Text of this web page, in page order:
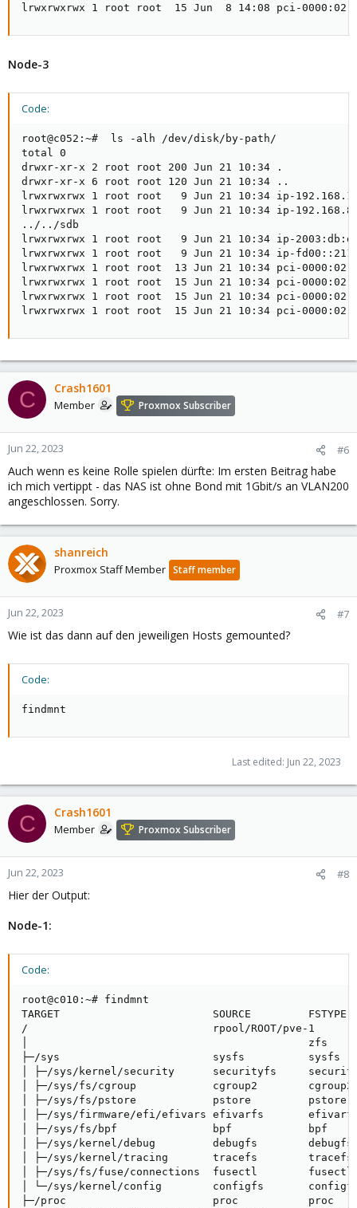
lrwxrwxrwx 1 root root  15 Jun  8 14:08 pci-
Node-3
Code:
root@c052:~#  ls -alh /dev/disk/by-path/
total 0
drwxr-xr-x 2 root root 200 Jun 21 10:34 .
drwxr-xr-x 6 root root 120 Jun 21 10:34 ..
lrwxrwxrwx 1 root root   9 Jun 21 10:34 ip-
lrwxrwxrwx 1 root root   9 Jun 21 10:34 ip-
../../sdb
lrwxrwxrwx 1 root root   9 Jun 21 10:34 ip-
lrwxrwxrwx 1 root root   9 Jun 21 10:34 ip-
lrwxrwxrwx 1 root root  13 Jun 21 10:34 pci-
lrwxrwxrwx 1 root root  15 Jun 21 10:34 pci-
lrwxrwxrwx 1 root root  15 Jun 21 10:34 pci-
lrwxrwxrwx 1 root root  15 Jun 21 10:34 pci-
C Crash1601
Member Proxmox Subscriber
Jun 22, 2023 #6
Auch wenn es keine Rolle spielen dürfte: Im ersten Beitrag habe
ich mich vertippt - das NAS ist ohne Bond mit 1Gbit/s an VLAN200
angeschlossen. Sorry.
shanreich
Proxmox Staff Member Staff member
Jun 22, 2023 #7
Wie ist das dann auf den jeweiligen Hosts gemounted?
Code:
findmnt
Last edited: Jun 22, 2023
C Crash1601
Member Proxmox Subscriber
Jun 22, 2023 #8
Hier der Output:
Node-1:
Code:
root@c010:~# findmnt
TARGET                        SOURCE         FSTYPE
/                             rpool/ROOT/pve-1
│                                            zfs
├─/sys                        sysfs          sysfs
│ ├─/sys/kernel/security      securityfs
│ ├─/sys/fs/cgroup            cgroup2        cgroup2
│ ├─/sys/fs/pstore            pstore         pstore
│ ├─/sys/firmware/efi/efivars efivarfs       efivarfs
│ ├─/sys/fs/bpf               bpf            bpf
│ ├─/sys/kernel/debug         debugfs        debugfs
│ ├─/sys/kernel/tracing       tracefs        tracefs
│ ├─/sys/fs/fuse/connections  fusectl        fusectl
│ └─/sys/kernel/config        configfs       configfs
├─/proc                       proc           proc